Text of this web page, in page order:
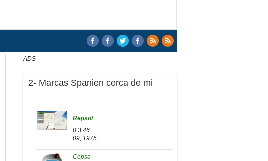
ADS
2- Marcas Spanien cerca de mi
Repsol
0.3.46
09, 1975
Cepsa